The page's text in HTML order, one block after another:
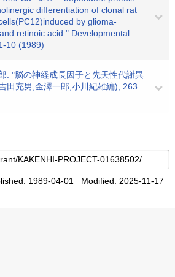
differentiation of clonal rat
by glioma-
retinoic acid." Developmental
10 (1989)
: "脳の神経成長因子と先天性代謝異
田充男,金澤一郎,小川紀雄編), 263
1989-04-01 Modified: 2025-11-17